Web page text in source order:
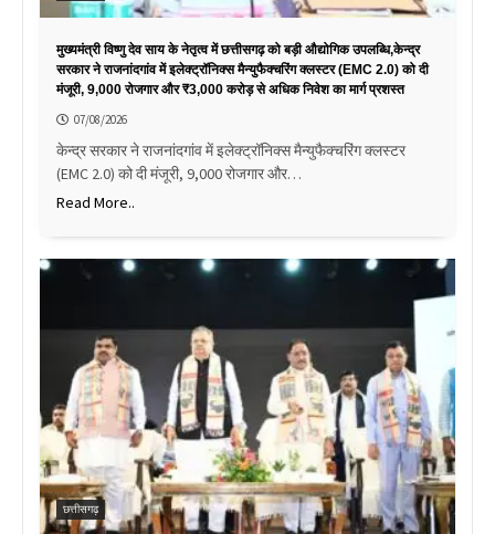
मुख्यमंत्री विष्णु देव साय के नेतृत्व में छत्तीसगढ़ को बड़ी औद्योगिक उपलब्धि,केन्द्र
सरकार ने राजनांदगांव में इलेक्ट्रॉनिक्स मैन्युफैक्चरिंग क्लस्टर (EMC 2.0) को दी
मंजूरी, 9,000 रोजगार और ₹3,000 करोड़ से अधिक निवेश का मार्ग प्रशस्त
07/08/2026
केन्द्र सरकार ने राजनांदगांव में इलेक्ट्रॉनिक्स मैन्युफैक्चरिंग क्लस्टर
(EMC 2.0) को दी मंजूरी, 9,000 रोजगार और…
Read More..
छत्तीसगढ़